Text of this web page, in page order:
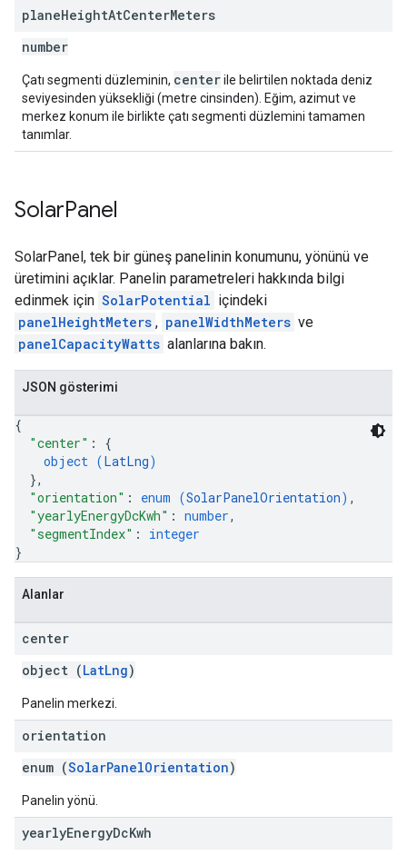
planeHeightAtCenterMeters
number
Çatı segmenti düzleminin, centerile belirtilen noktada deniz
seviyesinden yüksekliği (metre cinsinden). Eğim, azimut ve
merkez konum ile birlikte çatı segmenti düzlemini tamamen
tanımlar.
SolarPanel
SolarPanel, tek bir güneş panelinin konumunu, yönünü ve
üretimini açıklar. Panelin parametreleri hakkında bilgi
edinmek için SolarPotential içindeki
panelHeightMeters , panelWidthMeters ve
panelCapacityWatts alanlarına bakın.
JSON gösterimi
{
"center" : {
object (LatLng)
},
"orientation" : enum (SolarPanelOrientation) ,
"yearlyEnergyDcKwh" : number,
"segmentIndex" : integer
}
Alanlar
center
object (LatLng)
Panelin merkezi.
orientation
enum (SolarPanelOrientation)
Panelin yönü.
yearlyEnergyDcKwh